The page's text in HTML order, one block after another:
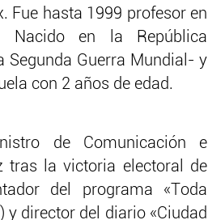
Fue hasta 1999 profesor en
Nacido en la República
Segunda Guerra Mundial- y
con 2 años de edad.
de Comunicación e
tras la victoria electoral de
del programa «Toda
y director del diario «Ciudad